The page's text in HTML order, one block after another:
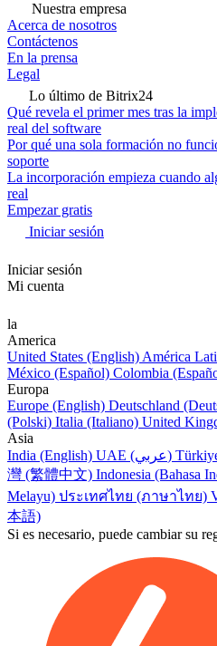
Nuestra empresa
Acerca de nosotros
Contáctenos
En la prensa
Legal
Lo último de Bitrix24
Qué revela el primer mes tras la
real del software
Por qué una sola formación no
soporte
La incorporación empieza cuando
real
Empezar gratis
Iniciar sesión
Iniciar sesión
Mi cuenta
la
America
United States (English) América
México (Español) Colombia
Europa
Europe (English) Deutschland
(Polski) Italia (Italiano) United
Asia
India (English)
UAE (عربي)
灣 (繁體中文) Indonesia (Bahasa
Melayu) ประเทศไทย (ภาษาไทย)
本語)
Si es necesario, puede cambiar su